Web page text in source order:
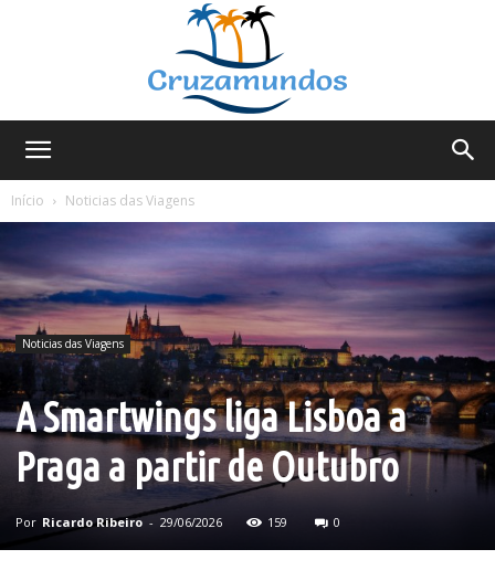
Início
Noticias das Viagens
Noticias das Viagens
A Smartwings liga Lisboa a
Praga a partir de Outubro
Por Ricardo Ribeiro - 29/06/2026 159 0